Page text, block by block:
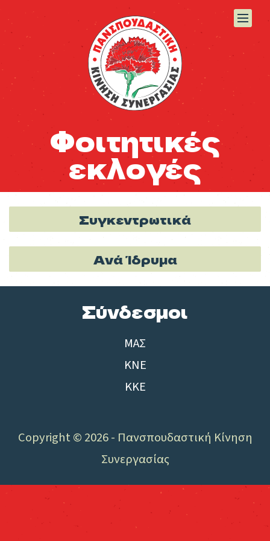
Φοιτητικές
εκλογές
Συγκεντρωτικά
Ανά Ίδρυμα
Σύνδεσμοι
ΜΑΣ
ΚΝΕ
ΚΚΕ
Copyright © 2026 - Πανσπουδαστική Κίνηση
Συνεργασίας